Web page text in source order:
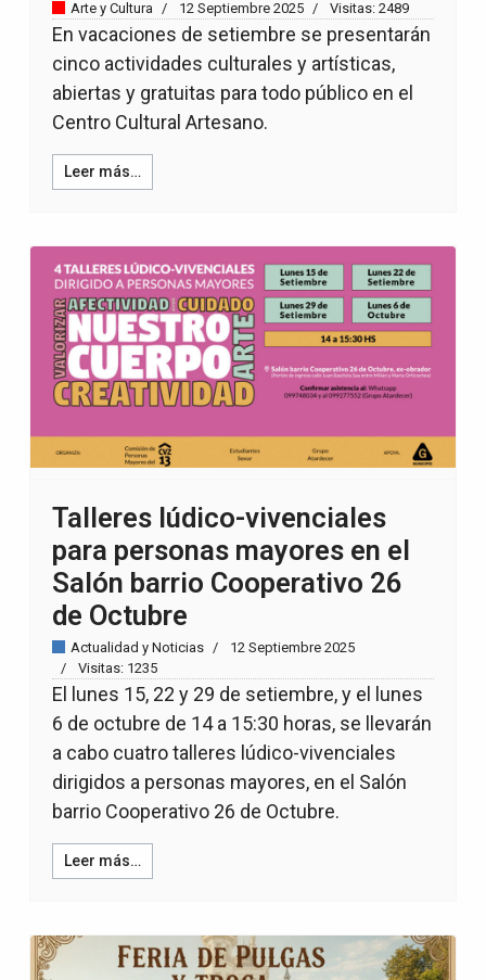
Arte y Cultura 12 Septiembre 2025 Visitas: 2489
En vacaciones de setiembre se presentarán
cinco actividades culturales y artísticas,
abiertas y gratuitas para todo público en el
Centro Cultural Artesano.
Leer más…
Talleres lúdico-vivenciales
para personas mayores en el
Salón barrio Cooperativo 26
de Octubre
Actualidad y Noticias
12 Septiembre 2025
Visitas: 1235
El lunes 15, 22 y 29 de setiembre, y el lunes
6 de octubre de 14 a 15:30 horas, se llevarán
a cabo cuatro talleres lúdico-vivenciales
dirigidos a personas mayores, en el Salón
barrio Cooperativo 26 de Octubre.
Leer más…